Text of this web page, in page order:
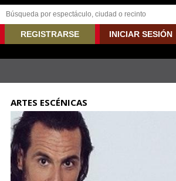
REGISTRARSE INICIAR SESIÓN
ARTES ESCÉNICAS